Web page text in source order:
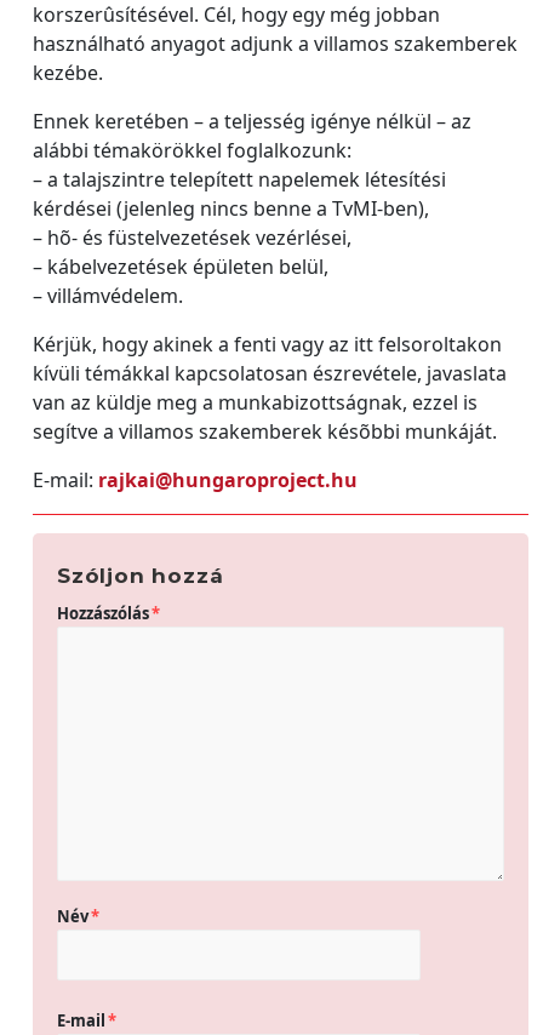
korszerûsítésével. Cél, hogy egy még jobban
használható anyagot adjunk a villamos szakemberek
kezébe.
Ennek keretében – a teljesség igénye nélkül – az
alábbi témakörökkel foglalkozunk:
– a talajszintre telepített napelemek létesítési
kérdései (jelenleg nincs benne a TvMI-ben),
– hõ- és füstelvezetések vezérlései,
– kábelvezetések épületen belül,
– villámvédelem.
Kérjük, hogy akinek a fenti vagy az itt felsoroltakon
kívüli témákkal kapcsolatosan észrevétele, javaslata
van az küldje meg a munkabizottságnak, ezzel is
segítve a villamos szakemberek késõbbi munkáját.
E-mail: rajkai@hungaroproject.hu
Szóljon hozzá
Hozzászólás*
Név*
E-mail*